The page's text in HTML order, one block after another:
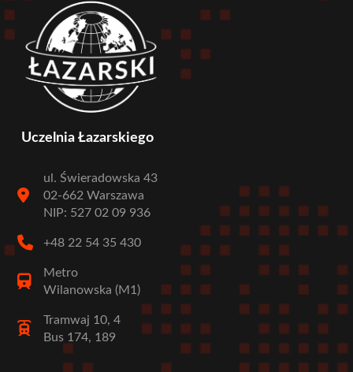
Uczelnia Łazarskiego
ul. Świeradowska 43
02-662 Warszawa
NIP: 527 02 09 936
+48 22 54 35 430
Metro
Wilanowska (M1)
Tramwaj 10, 4
Bus 174, 189